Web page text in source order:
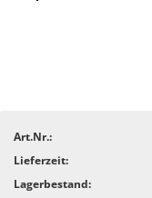
Art.Nr.:
Lieferzeit:
Lagerbestand: